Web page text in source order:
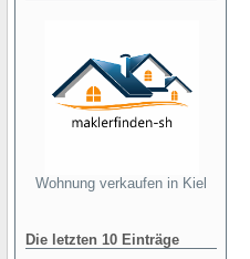
Wohnung verkaufen in Kiel
Die letzten 10 Einträge